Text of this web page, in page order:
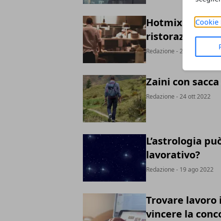
Cookie
Hotmix Pro
ristorazione
Redazione - 28 nov 2022
Zaini con
Redazione - 24 ott 2022
L’astrologia
lavorativo?
Redazione - 19 ago 2022
Trovare lavoro
vincere la